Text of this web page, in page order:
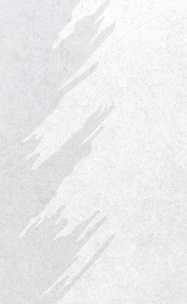
About us
Benefit
福利厚生・社内制度
Office tour
- 穂積のおすすめスポットマップ